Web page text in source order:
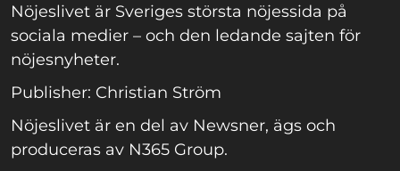
Nöjeslivet är Sveriges största nöjessida på
sociala medier – och den ledande sajten för
nöjesnyheter.
Publisher: Christian Ström
Nöjeslivet är en del av Newsner, ägs och
produceras av N365 Group.